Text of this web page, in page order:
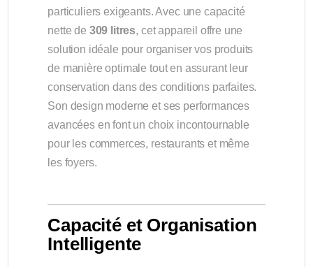
particuliers exigeants. Avec une capacité
nette de 309 litres, cet appareil offre une
solution idéale pour organiser vos produits
de manière optimale tout en assurant leur
conservation dans des conditions parfaites.
Son design moderne et ses performances
avancées en font un choix incontournable
pour les commerces, restaurants et même
les foyers.
Capacité et Organisation
Intelligente